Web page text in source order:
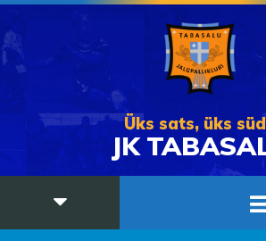
Üks sats, üks
JK